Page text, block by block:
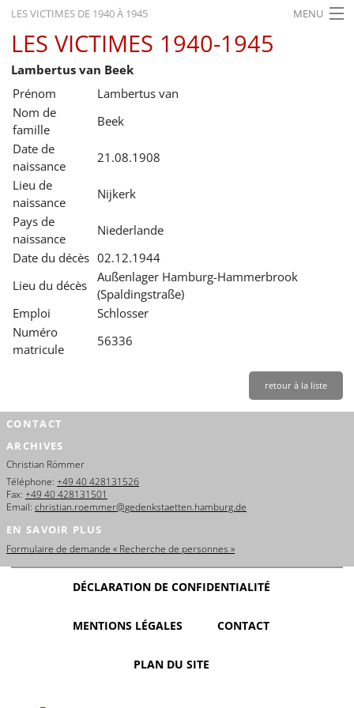
LES VICTIMES DE 1940 À 1945 MENU
ACCUEIL
ACTUALITÉS
EXPOSITIONS
HISTORIQUE
FORMATION
RECHERCHE
SERVICE
Français
LES VICTIMES 1940-1945
Lambertus van Beek
Prénom
Lambertus van
Nom de
famille
Beek
Date de
naissance
21.08.1908
Lieu de
naissance
Nijkerk
Pays de
naissance
Niederlande
Date du décès 02.12.1944
Lieu du décès
Außenlager Hamburg-Hammerbrook
(Spaldingstraße)
Emploi
Schlosser
Numéro
matricule
56336
retour à la liste
CONTACT
ARCHIVES
Christian Römmer
Téléphone: +49 40 428131526
Fax: +49 40 428131501
Email: christian.roemmer@gedenkstaetten.hamburg.de
EN SAVOIR PLUS
Formulaire de demande « Recherche de personnes »
DÉCLARATION DE CONFIDENTIALITÉ
MENTIONS LÉGALES CONTACT
PLAN DU SITE